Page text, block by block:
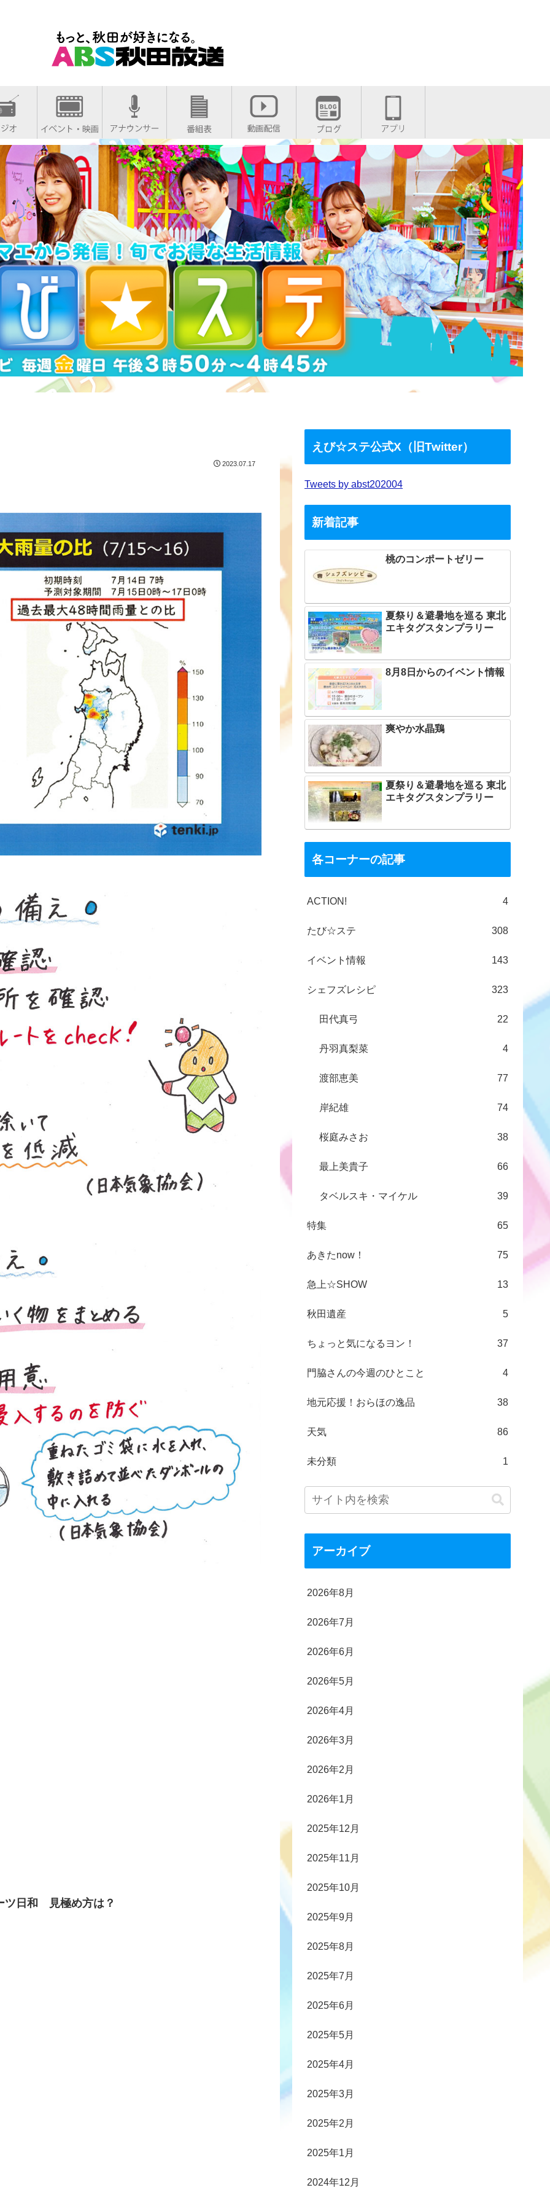
2023.07.17
ツ日和 見極め方は？
えび☆ステ公式X（旧Twitter）
Tweets by abst202004
新着記事
桃のコンポートゼリー
夏祭り＆避暑地を巡る 東北
エキタグスタンプラリー
8月8日からのイベント情報
爽やか水晶鶏
夏祭り＆避暑地を巡る 東北
エキタグスタンプラリー
各コーナーの記事
ACTION! 4
たび☆ステ 308
イベント情報 143
シェフズレシピ 323
田代真弓 22
丹羽真梨菜 4
渡部恵美 77
岸紀雄 74
桜庭みさお 38
最上美貴子 66
タベルスキ・マイケル 39
特集 65
あきたnow！ 75
急上☆SHOW 13
秋田遺産 5
ちょっと気になるヨン！ 37
門脇さんの今週のひとこと 4
地元応援！おらほの逸品 38
天気 86
未分類 1
アーカイブ
2026年8月
2026年7月
2026年6月
2026年5月
2026年4月
2026年3月
2026年2月
2026年1月
2025年12月
2025年11月
2025年10月
2025年9月
2025年8月
2025年7月
2025年6月
2025年5月
2025年4月
2025年3月
2025年2月
2025年1月
2024年12月